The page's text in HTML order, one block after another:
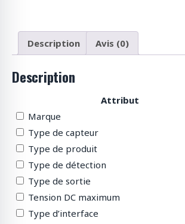
o
d
u
Description Avis (0)
Description
Attribut
Marque
Type de capteur
Type de produit
Type de détection
Type de sortie
Tension DC maximum
Type d’interface